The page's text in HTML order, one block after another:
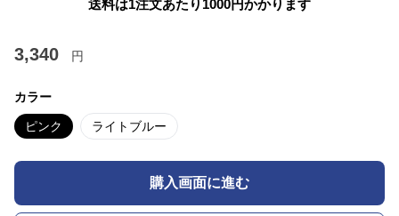
送料は1注文あたり 1000円かかります
3,340 円
カラー
ピンク ライトブルー
購入画面に進む